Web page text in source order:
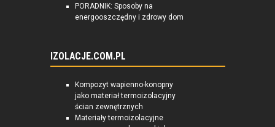
PORADNIK: Sposoby na
energooszczędny i zdrowy dom
IZOLACJE.COM.PL
Kompozyt wapienno-konopny
jako materiał termoizolacyjny
ścian zewnętrznych
Materiały termoizolacyjne